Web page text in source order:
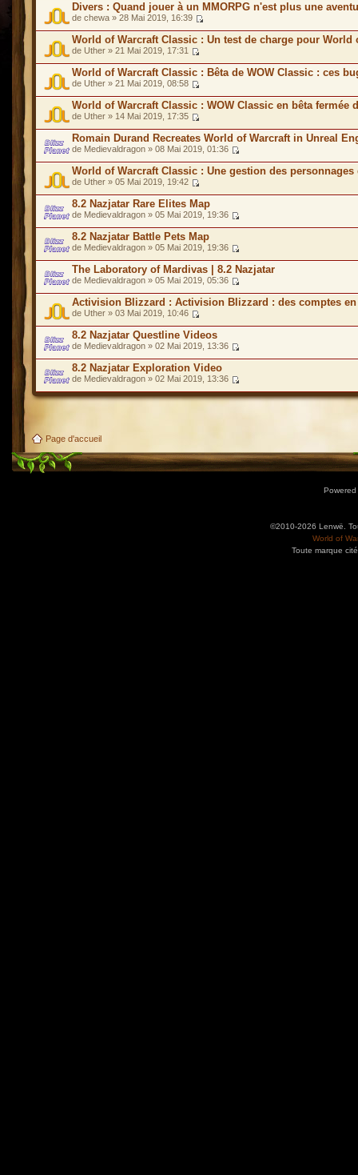
Divers : Quand jouer à un MMORPG n'est plus une
de chewa » 28 Mai 2019, 16:39
World of Warcraft Classic : Un test de charge pour World
de Uther » 21 Mai 2019, 17:31
World of Warcraft Classic : Bêta de WOW Classic : ces
de Uther » 21 Mai 2019, 08:58
World of Warcraft Classic : WOW Classic en bêta
de Uther » 14 Mai 2019, 17:35
Romain Durand Recreates World of Warcraft in Unreal
de Medievaldragon » 08 Mai 2019, 01:36
World of Warcraft Classic : Une gestion des
de Uther » 05 Mai 2019, 19:42
8.2 Nazjatar Rare Elites Map
de Medievaldragon » 05 Mai 2019, 19:36
8.2 Nazjatar Battle Pets Map
de Medievaldragon » 05 Mai 2019, 19:36
The Laboratory of Mardivas | 8.2 Nazjatar
de Medievaldragon » 05 Mai 2019, 05:36
Activision Blizzard : Activision Blizzard : des comptes
de Uther » 03 Mai 2019, 10:46
8.2 Nazjatar Questline Videos
de Medievaldragon » 02 Mai 2019, 13:36
8.2 Nazjatar Exploration Video
de Medievaldragon » 02 Mai 2019, 13:36
Page d'accueil
©2010-2026 Lenwë.
World of
Toute marque